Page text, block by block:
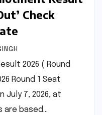
Check
2026 ( Round
Round 1 Seat
July 7, 2026, at
are based…